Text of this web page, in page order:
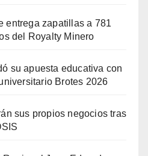
entrega zapatillas a 781
del Royalty Minero
su apuesta educativa con
Brotes 2026
sus propios negocios tras